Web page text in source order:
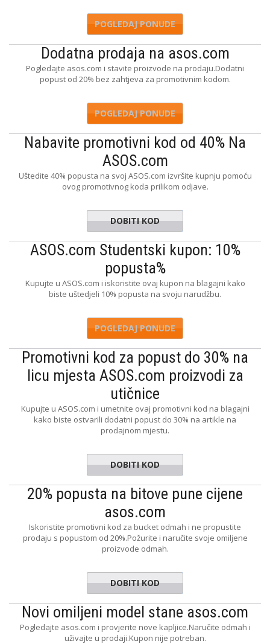
POGLEDAJ PONUDE
Dodatna prodaja na asos.com
Pogledajte asos.com i stavite proizvode na prodaju.Dodatni
popust od 20% bez zahtjeva za promotivnim kodom.
POGLEDAJ PONUDE
Nabavite promotivni kod od 40% Na
ASOS.com
Uštedite 40% popusta na svoj ASOS.com izvršite kupnju pomoću
ovog promotivnog koda prilikom odjave.
FRIC40
DOBITI KOD
ASOS.com Studentski kupon: 10%
popusta%
Kupujte u ASOS.com i iskoristite ovaj kupon na blagajni kako
biste uštedjeli 10% popusta na svoju narudžbu.
POGLEDAJ PONUDE
Promotivni kod za popust do 30% na
licu mjesta ASOS.com proizvodi za
utičnice
Kupujte u ASOS.com i umetnite ovaj promotivni kod na blagajni
kako biste ostvarili dodatni popust do 30% na artikle na
prodajnom mjestu.
REVEAL
DOBITI KOD
20% popusta na bitove pune cijene
asos.com
Iskoristite promotivni kod za bucket odmah i ne propustite
prodaju s popustom od 20%.Požurite i naručite svoje omiljene
proizvode odmah.
NEWFIT
DOBITI KOD
Novi omiljeni model stane asos.com
Pogledajte asos.com i provjerite nove kapljice.Naručite odmah i
uživajte u prodaji.Kupon nije potreban.